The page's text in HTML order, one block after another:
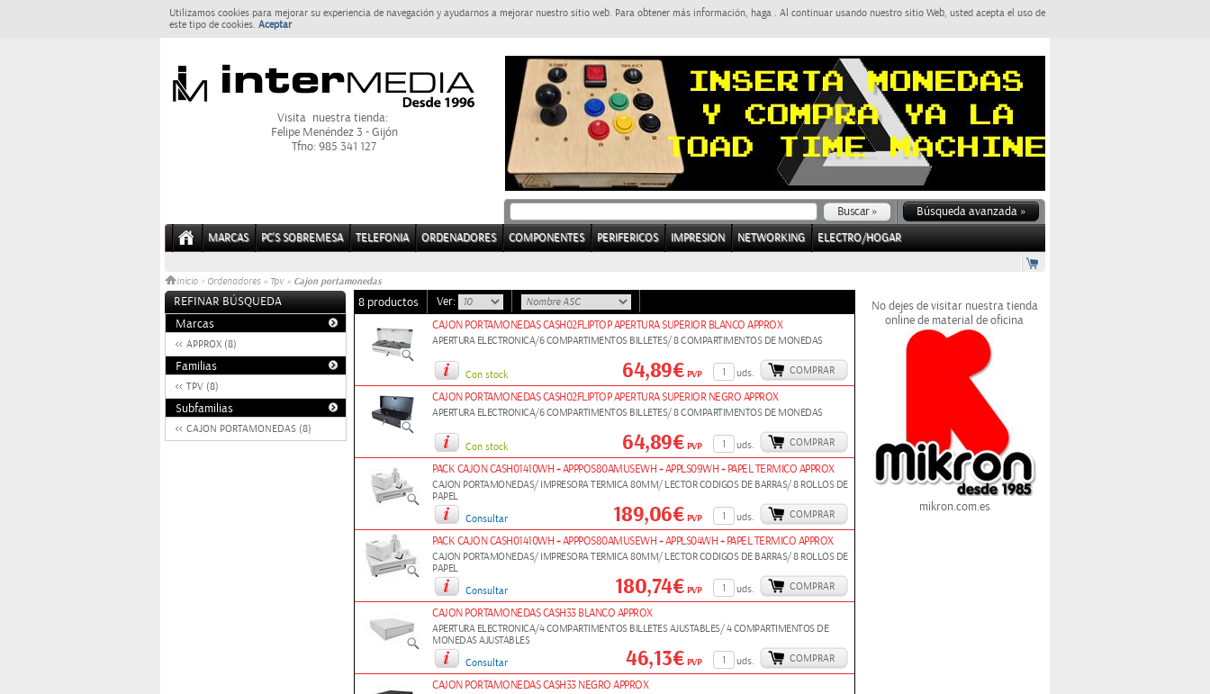
Utilizamos cookies para mejorar su experiencia de navegación y ayudarnos a mejorar nuestro sitio web. Para obtener más información, haga . Al continuar usando nuestro sitio Web, usted acepta el uso de
este tipo de cookies. Aceptar
Visita nuestra tienda:
Felipe Menéndez 3 - Gijón
Tfno: 985 341 127
Búsqueda avanzada »
MARCAS PC'S SOBREMESA TELEFONIA ORDENADORES COMPONENTES PERIFERICOS IMPRESION NETWORKING ELECTRO/HOGAR
Inicio > Ordenadores » Tpv » Cajon portamonedas
REFINAR BÚSQUEDA
Marcas
APPROX (8)
Familias
TPV (8)
Subfamilias
CAJON PORTAMONEDAS (8)
8 productos Ver:
CAJON PORTAMONEDAS CASH02FLIPTOP APERTURA SUPERIOR BLANCO APPROX
APERTURA ELECTRONICA/6 COMPARTIMENTOS BILLETES/ 8 COMPARTIMENTOS DE MONEDAS
Con stock uds. COMPRAR
64,89€PVP
CAJON PORTAMONEDAS CASH02FLIPTOP APERTURA SUPERIOR NEGRO APPROX
APERTURA ELECTRONICA/6 COMPARTIMENTOS BILLETES/ 8 COMPARTIMENTOS DE MONEDAS
Con stock uds. COMPRAR
64,89€PVP
PACK CAJON CASH01410WH + APPPOS80AMUSEWH + APPLS09WH + PAPEL TERMICO APPROX
CAJON PORTAMONEDAS/ IMPRESORA TERMICA 80MM/ LECTOR CODIGOS DE BARRAS/ 8 ROLLOS DE
PAPEL
Consultar
uds. COMPRAR
189,06€PVP
PACK CAJON CASH01410WH + APPPOS80AMUSEWH + APPLS04WH + PAPEL TERMICO APPROX
CAJON PORTAMONEDAS/ IMPRESORA TERMICA 80MM/ LECTOR CODIGOS DE BARRAS/ 8 ROLLOS DE
PAPEL
Consultar
uds. COMPRAR
180,74€PVP
CAJON PORTAMONEDAS CASH33 BLANCO APPROX
APERTURA ELECTRONICA/4 COMPARTIMENTOS BILLETES AJUSTABLES/ 4 COMPARTIMENTOS DE
MONEDAS AJUSTABLES
Consultar
uds. COMPRAR
46,13€PVP
CAJON PORTAMONEDAS CASH33 NEGRO APPROX
No dejes de visitar nuestra tienda
online de material de oficina
mikron.com.es